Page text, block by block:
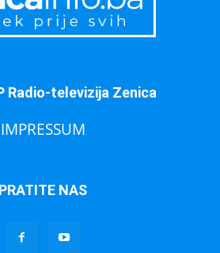
Radio-televizija Zenica
IMPRESSUM
PRATITE NAS